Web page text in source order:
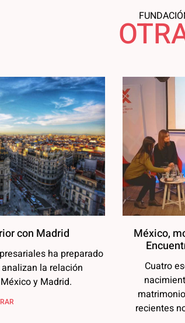
con Madrid
ha preparado
la relación
y Madrid.
México,
Cuatro
recientes